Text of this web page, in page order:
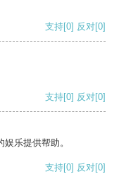
支持[0] 反对[0]
支持[0] 反对[0]
乐提供帮助。
支持[0] 反对[0]